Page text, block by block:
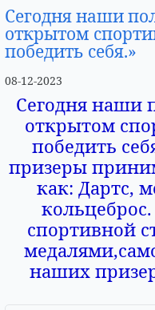
Сегодня наши
открытом
победить себя.»
08-12-2023
Сегодня наши
открытом
победить
призеры
как: Дартс,
спортивной
наших